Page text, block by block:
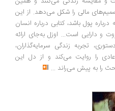
مالی را شکل می‌دهد. از این
باشد، کتابی درباره انسان
است... اوزل به‌جای ارائه
زندگی سرمایه‌گذاران،
را روایت می‌کند و از دل این
پیش می‌راند ...